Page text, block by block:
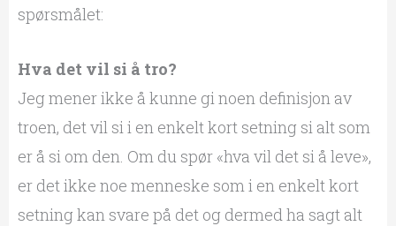
spørsmålet:
Hva det vil si å tro?
Jeg mener ikke å kunne gi noen definisjon av
troen, det vil si i en enkelt kort setning si alt som
er å si om den. Om du spør «hva vil det si å leve»,
er det ikke noe menneske som i en enkelt kort
setning kan svare på det og dermed ha sagt alt